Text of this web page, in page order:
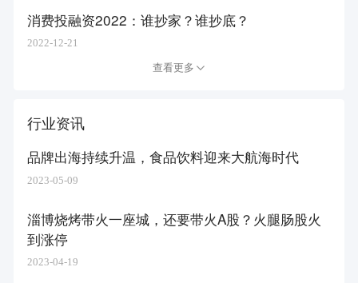
消费投融资2022：谁抄家？谁抄底？
2022-12-21
查看更多
行业资讯
品牌出海持续升温，食品饮料迎来大航海时代
2023-05-09
淄博烧烤带火一座城，还要带火A股？火腿肠股火
到涨停
2023-04-19